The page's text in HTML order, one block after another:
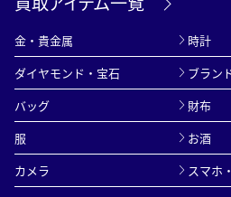
金・貴金属
時計
ダイヤモンド・宝石
ブラン
バッグ
財布
服
お酒
カメラ
スマホ